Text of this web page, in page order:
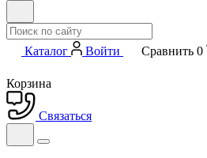
Каталог Войти Сравнить 0
Корзина
Связаться